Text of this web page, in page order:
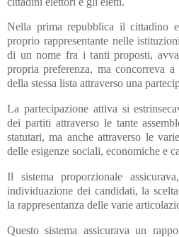
Nella prima repubblica il cittadino
proprio rappresentante nelle
di un nome fra i tanti proposti,
propria preferenza, ma concorreva
della stessa lista attraverso una
La partecipazione attiva si
dei partiti attraverso le tante
statutari, ma anche attraverso le
delle esigenze sociali, economiche e
Il sistema proporzionale
individuazione dei candidati, la
la rappresentanza delle varie
Questo sistema assicurava un